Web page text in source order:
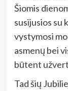
Šiomis
susijusios su
vystymosi
asmenų bei
būtent
Tad šių